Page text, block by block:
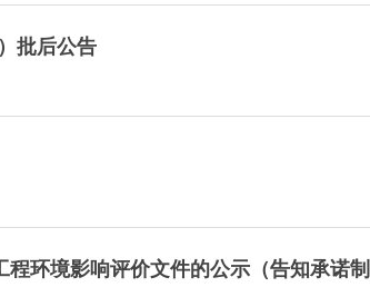
批后公告
环境影响评价文件的公示（告知承诺